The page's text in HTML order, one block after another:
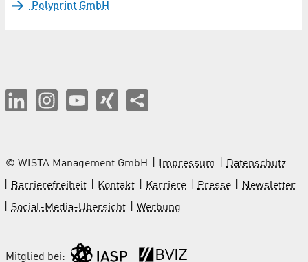
Polyprint GmbH
© WISTA Management GmbH Impressum
Datenschutz
Barrierefreiheit
Kontakt Karriere Presse
Newsletter
Social-Media-Übersicht
Werbung
Mitglied bei: